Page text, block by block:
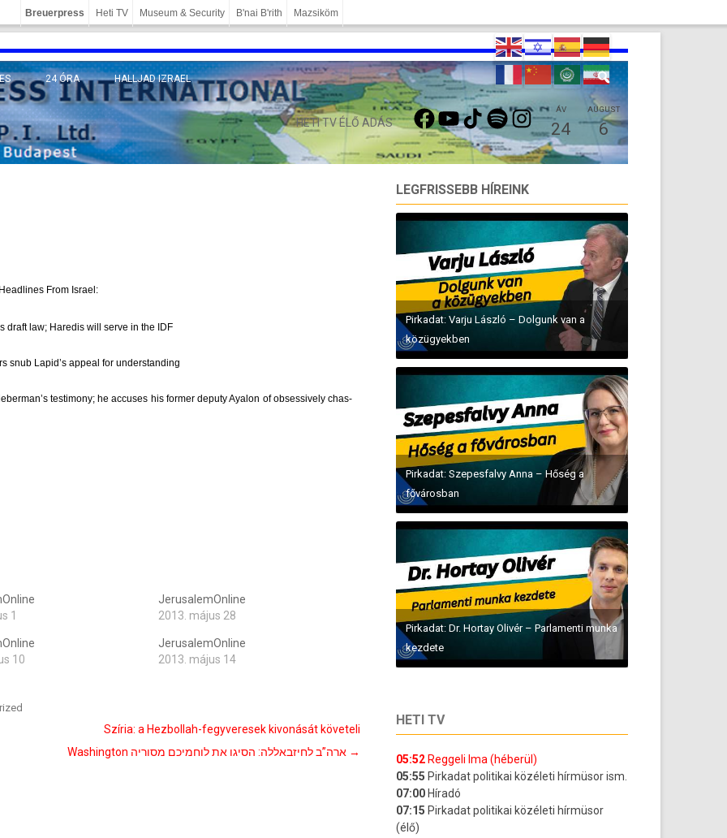
Breuerpress Heti TV Museum & Security B'nai B'rith Mazsiköm
24 ÓRA HALLJAD IZRAEL
HETI TV ÉLŐ ADÁS
FACEBOOKYOUTUBETIKTOKSPOTIFYINSTAGRAMÁV
24
AUGUST
6
From Israel:
draft law; Haredis will serve in the IDF
snub Lapid’s ap­pe­al for un­derstand­ing
tes­timony; he ac­cuses his form­er de­puty Ayalon of ob­ses­sive­ly chas­
1
JerusalemOnline
2013. május 28
10
JerusalemOnline
2013. május 14
Szíria: a Hezbollah-fegyveresek kivonását követeli
→
LEGFRISSEBB HÍREINK
Pirkadat: Varju László – Dolgunk van a
közügyekben
Pirkadat: Szepesfalvy Anna – Hőség a
fővárosban
Pirkadat: Dr. Hortay Olivér – Parlamenti munka
kezdete
HETI TV